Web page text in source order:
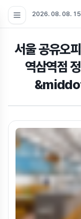
2026. 08. 08.
서울 공유오
역삼역점